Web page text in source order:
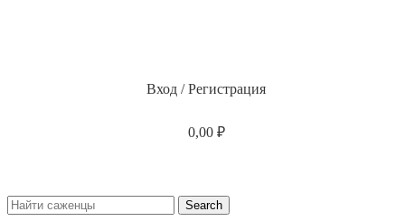
Вход / Регистрация
0,00 ₽
Search